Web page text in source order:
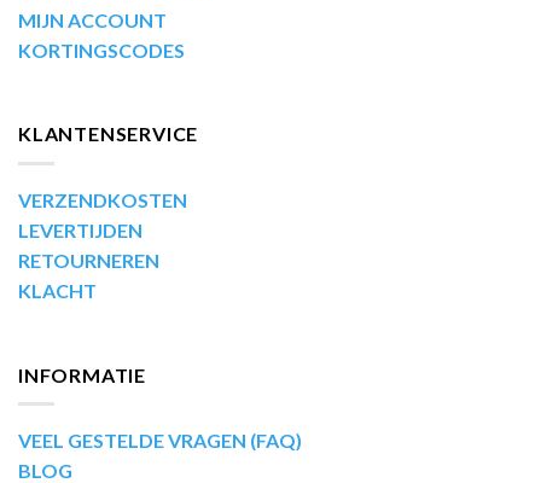
MIJN ACCOUNT
KORTINGSCODES
KLANTENSERVICE
VERZENDKOSTEN
LEVERTIJDEN
RETOURNEREN
KLACHT
INFORMATIE
VEEL GESTELDE VRAGEN (FAQ)
BLOG